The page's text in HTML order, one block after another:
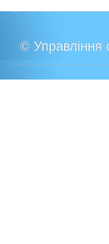
© Управління